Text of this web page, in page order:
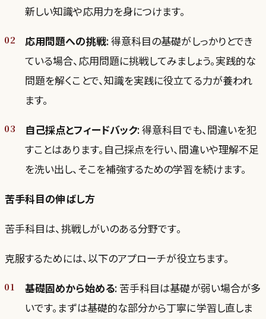
新しい知識や応用力を身につけます。
応用問題への挑戦: 得意科目の基礎がしっかりとでき
ている場合、応用問題に挑戦してみましょう。実践的な
問題を解くことで、知識を実践に役立てる力が養われ
ます。
自己採点とフィードバック: 得意科目でも、間違いを犯
すことはあります。自己採点を行い、間違いや理解不足
を洗い出し、そこを補強するための学習を続けます。
苦手科目の伸ばし方
苦手科目は、挑戦しがいのある分野です。
克服するためには、以下のアプローチが役立ちます。
基礎固めから始める: 苦手科目は基礎が弱い場合が多
いです。まずは基礎的な部分から丁寧に学習し直しま